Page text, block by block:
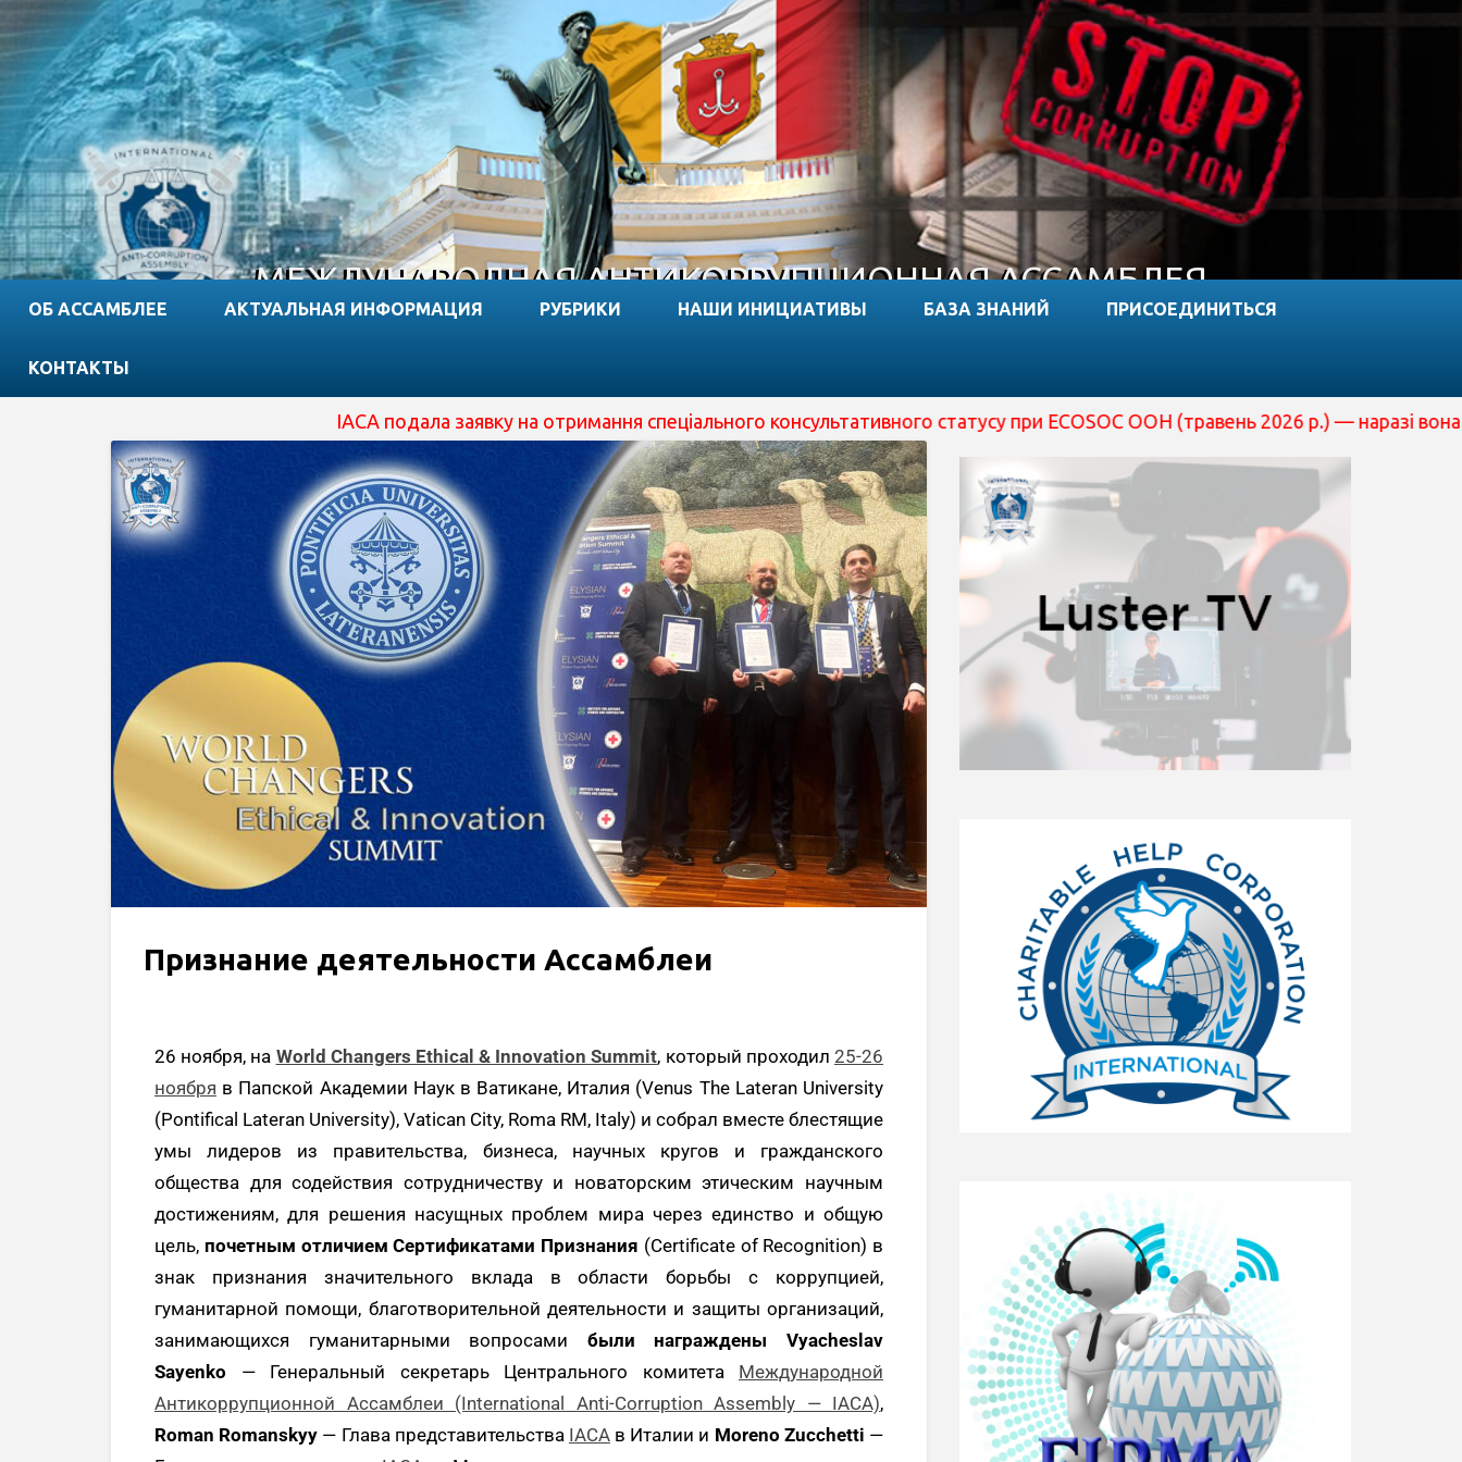
МЕЖДУНАРОДНАЯ АНТИКОРРУПЦИОННАЯ АССАМБЛЕЯ
ОБ АССАМБЛЕЕ АКТУАЛЬНАЯ ИНФОРМАЦИЯ РУБРИКИ НАШИ ИНИЦИАТИВЫ БАЗА ЗНАНИЙ ПРИСОЕДИНИТЬСЯ
КОНТАКТЫ
IACA подала заявку на отримання спеціального консультативного статусу при ECOSOC ООН (травень 2026 р.) — наразі вона перебуває
Признание деятельности Ассамблеи
26 ноября, на World Changers Ethical & Innovation Summit, который проходил25-26
ноября в Папской Академии Наук в Ватикане, Италия (Venus The Lateran University
(Pontifical Lateran University), Vatican City, Roma RM, Italy) и собрал вместе блестящие
умы лидеров из правительства, бизнеса, научных кругов и гражданского
общества для содействия сотрудничеству и новаторским этическим научным
достижениям, для решения насущных проблем мира через единство и общую
цель, почетным отличием Сертификатами Признания (Certificate of Recognition) в
знак признания значительного вклада в области борьбы с коррупцией,
гуманитарной помощи, благотворительной деятельности и защиты организаций,
занимающихся гуманитарными вопросами были награждены
Vyacheslav
Sayenko — Генеральный секретарь Центрального комитета Международной
Антикоррупционной Ассамблеи (International Anti-Corruption Assembly — IACA),
Roman Romanskyy — Глава представительства IACAв Италии и Moreno Zucchetti —